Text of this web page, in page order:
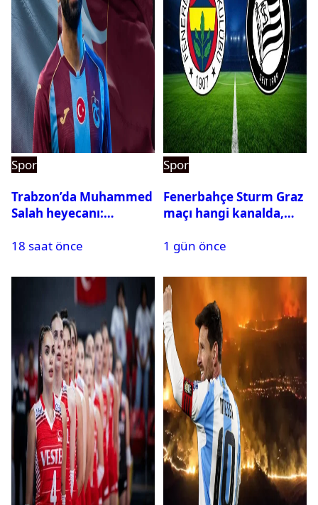
Spor
Trabzon’da Muhammed
Salah heyecanı:
tükeniyor
18 saat önce
Spor
Fenerbahçe Sturm Graz
maçı hangi kanalda,
1 gün önce